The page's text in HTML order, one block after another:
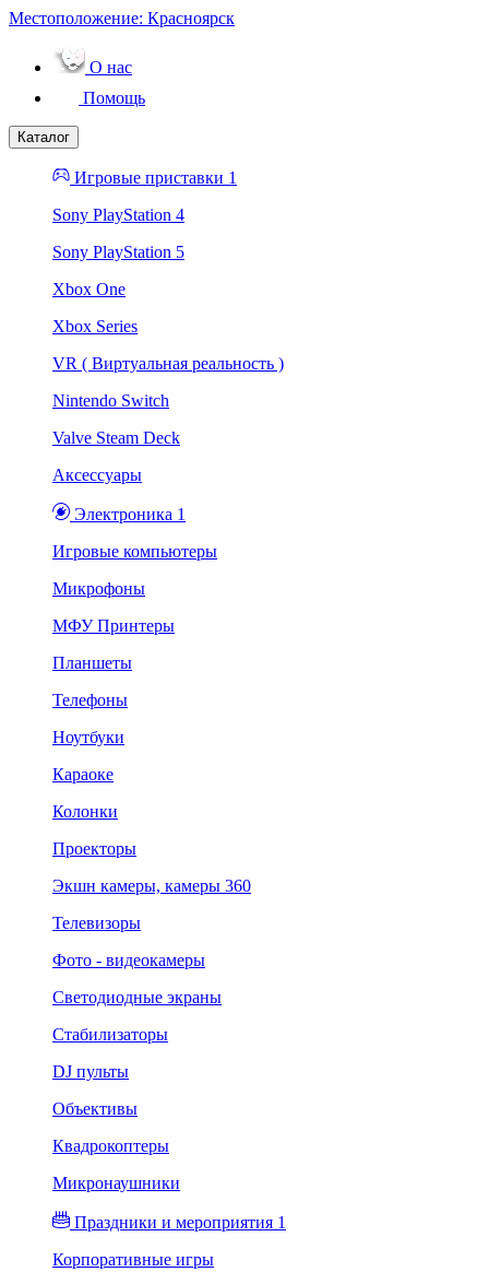
Местоположение: Красноярск
О нас
Помощь
Каталог
Игровые приставки 1
Sony PlayStation 4
Sony PlayStation 5
Xbox One
Xbox Series
VR ( Виртуальная реальность )
Nintendo Switch
Valve Steam Deck
Аксессуары
Электроника 1
Игровые компьютеры
Микрофоны
МФУ Принтеры
Планшеты
Телефоны
Ноутбуки
Караоке
Колонки
Проекторы
Экшн камеры, камеры 360
Телевизоры
Фото - видеокамеры
Светодиодные экраны
Стабилизаторы
DJ пульты
Объективы
Квадрокоптеры
Микронаушники
Праздники и мероприятия 1
Корпоративные игры